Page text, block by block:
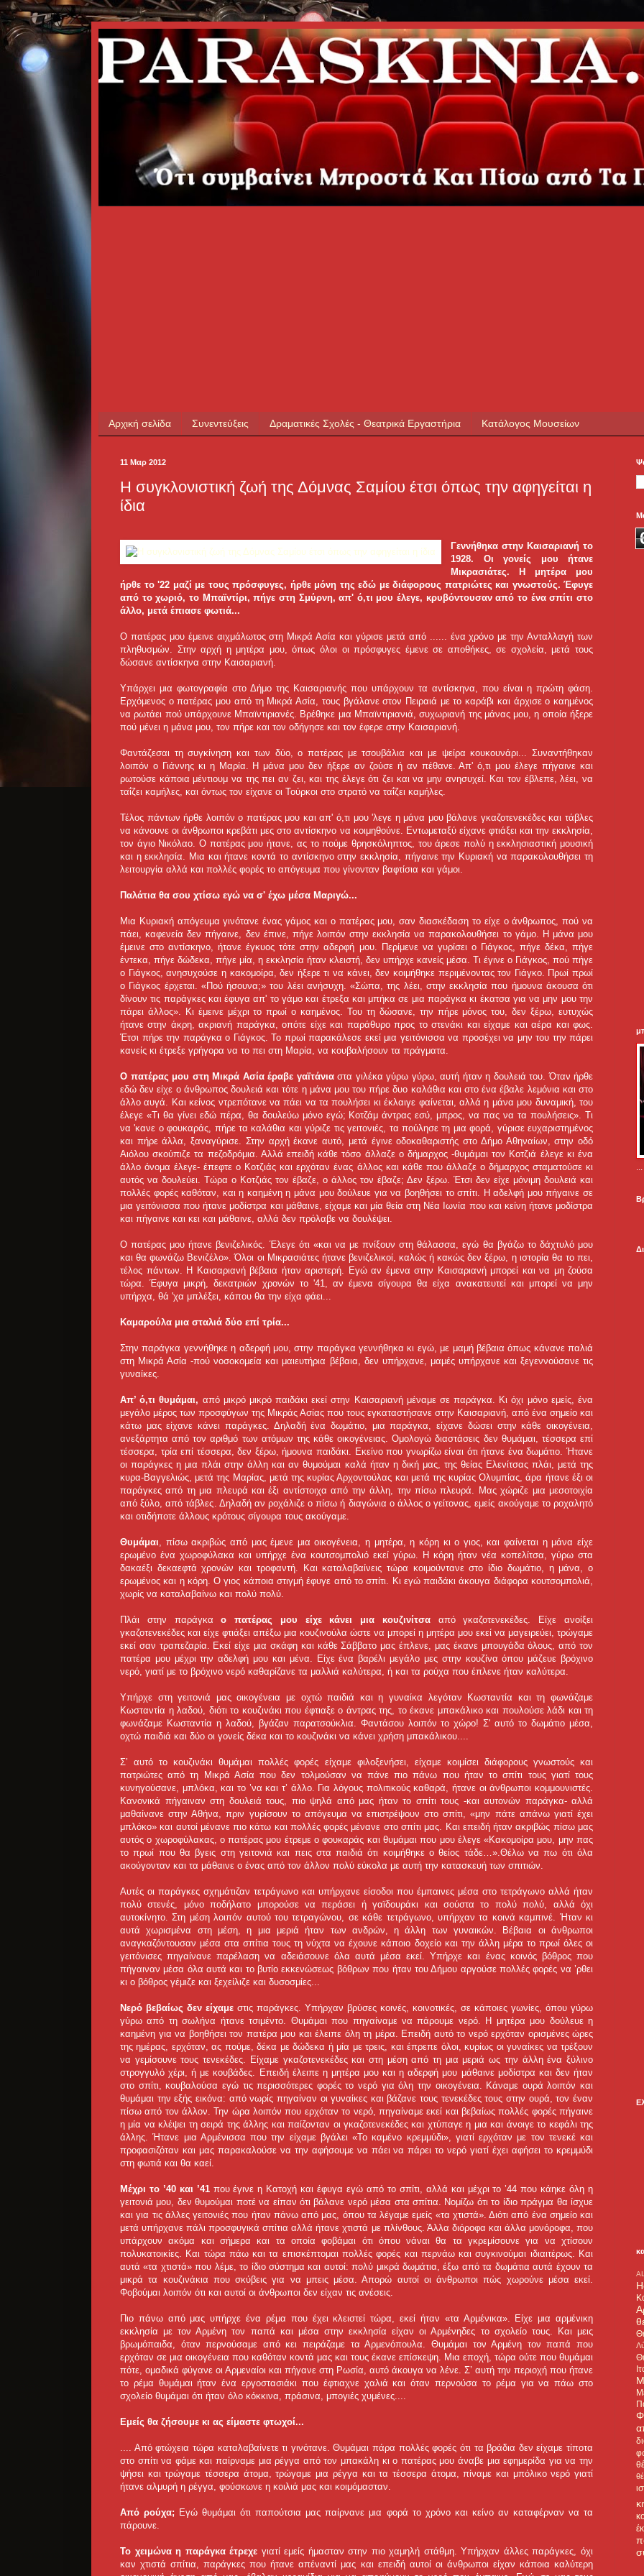
Αρχική σελίδα Συνεντεύξεις Δραματικές Σχολές - Θεατρικά Εργαστήρια Κατάλογος Μουσείων
11 Μαρ 2012
Η συγκλονιστική ζωή της Δόμνας Σαμίου έτσι όπως την αφηγείται η
ίδια
Γεννήθηκα στην Καισαριανή το
1928. Οι γονείς μου ήτανε
Μικρασιάτες. Η μητέρα μου
ήρθε το '22 μαζί με τους πρόσφυγες, ήρθε μόνη της εδώ με διάφορους πατριώτες και γνωστούς. Έφυγε
από το χωριό, το Μπαϊντίρι, πήγε στη Σμύρνη, απ' ό,τι μου έλεγε, κρυβόντουσαν από το ένα σπίτι στο
άλλο, μετά έπιασε φωτιά...
O πατέρας μου έμεινε αιχμάλωτος στη Μικρά Ασία και γύρισε μετά από ...... ένα χρόνο με την Ανταλλαγή των
πληθυσμών. Στην αρχή η μητέρα μου, όπως όλοι οι πρόσφυγες έμενε σε αποθήκες, σε σχολεία, μετά τους
δώσανε αντίσκηνα στην Καισαριανή.
Υπάρχει μια φωτογραφία στο Δήμο της Καισαριανής που υπάρχουν τα αντίσκηνα, που είναι η πρώτη φάση.
Ερχόμενος ο πατέρας μου από τη Μικρά Ασία, τους βγάλανε στον Πειραιά με το καράβι και άρχισε ο καημένος
να ρωτάει πού υπάρχουνε Μπαϊντιριανές. Βρέθηκε μια Μπαϊντιριανιά, συχωριανή της μάνας μου, η οποία ήξερε
πού μένει η μάνα μου, τον πήρε και τον οδήγησε και τον έφερε στην Καισαριανή.
Φαντάζεσαι τη συγκίνηση και των δύο, ο πατέρας με τσουβάλια και με ψείρα κουκουνάρι... Συναντήθηκαν
λοιπόν ο Γιάννης κι η Μαρία. Η μάνα μου δεν ήξερε αν ζούσε ή αν πέθανε. Απ' ό,τι μου έλεγε πήγαινε και
ρωτούσε κάποια μέντιουμ να της πει αν ζει, και της έλεγε ότι ζει και να μην ανησυχεί. Και τον έβλεπε, λέει, να
ταΐζει καμήλες, και όντως τον είχανε οι Τούρκοι στο στρατό να ταΐζει καμήλες.
Τέλος πάντων ήρθε λοιπόν ο πατέρας μου και απ' ό,τι μου 'λεγε η μάνα μου βάλανε γκαζοτενεκέδες και τάβλες
να κάνουνε οι άνθρωποι κρεβάτι μες στο αντίσκηνο να κοιμηθούνε. Εντωμεταξύ είχανε φτιάξει και την εκκλησία,
τον άγιο Νικόλαο. Ο πατέρας μου ήτανε, ας το πούμε θρησκόληπτος, του άρεσε πολύ η εκκλησιαστική μουσική
και η εκκλησία. Μια και ήτανε κοντά το αντίσκηνο στην εκκλησία, πήγαινε την Κυριακή να παρακολουθήσει τη
λειτουργία αλλά και πολλές φορές το απόγευμα που γίνονταν βαφτίσια και γάμοι.
Παλάτια θα σου χτίσω εγώ να σ' έχω μέσα Μαριγώ...
Μια Κυριακή απόγευμα γινότανε ένας γάμος και ο πατέρας μου, σαν διασκέδαση το είχε ο άνθρωπος, πού να
πάει, καφενεία δεν πήγαινε, δεν έπινε, πήγε λοιπόν στην εκκλησία να παρακολουθήσει το γάμο. Η μάνα μου
έμεινε στο αντίσκηνο, ήτανε έγκυος τότε στην αδερφή μου. Περίμενε να γυρίσει ο Γιάγκος, πήγε δέκα, πήγε
έντεκα, πήγε δώδεκα, πήγε μία, η εκκλησία ήταν κλειστή, δεν υπήρχε κανείς μέσα. Τι έγινε ο Γιάγκος, πού πήγε
ο Γιάγκος, ανησυχούσε η κακομοίρα, δεν ήξερε τι να κάνει, δεν κοιμήθηκε περιμένοντας τον Γιάγκο. Πρωί πρωί
ο Γιάγκος έρχεται. «Πού ήσουνα;» του λέει ανήσυχη. «Σώπα, της λέει, στην εκκλησία που ήμουνα άκουσα ότι
δίνουν τις παράγκες και έφυγα απ' το γάμο και έτρεξα και μπήκα σε μια παράγκα κι έκατσα για να μην μου την
πάρει άλλος». Κι έμεινε μέχρι το πρωί ο καημένος. Του τη δώσανε, την πήρε μόνος του, δεν ξέρω, ευτυχώς
ήτανε στην άκρη, ακριανή παράγκα, οπότε είχε και παράθυρο προς το στενάκι και είχαμε και αέρα και φως.
Έτσι πήρε την παράγκα ο Γιάγκος. Το πρωί παρακάλεσε εκεί μια γειτόνισσα να προσέχει να μην του την πάρει
κανείς κι έτρεξε γρήγορα να το πει στη Μαρία, να κουβαλήσουν τα πράγματα.
Ο πατέρας μου στη Μικρά Ασία έραβε γαϊτάνιαστα γιλέκα γύρω γύρω, αυτή ήταν η δουλειά του. Όταν ήρθε
εδώ δεν είχε ο άνθρωπος δουλειά και τότε η μάνα μου του πήρε δυο καλάθια και στο ένα έβαλε λεμόνια και στο
άλλο αυγά. Και κείνος ντρεπότανε να πάει να τα πουλήσει κι έκλαιγε φαίνεται, αλλά η μάνα μου δυναμική, του
έλεγε «Τι θα γίνει εδώ πέρα, θα δουλεύω μόνο εγώ; Κοτζάμ άντρας εσύ, μπρος, να πας να τα πουλήσεις». Τι
να 'κανε ο φουκαράς, πήρε τα καλάθια και γύριζε τις γειτονιές, τα πούλησε τη μια φορά, γύρισε ευχαριστημένος
και πήρε άλλα, ξαναγύρισε. Στην αρχή έκανε αυτό, μετά έγινε οδοκαθαριστής στο Δήμο Αθηναίων, στην οδό
Αιόλου σκούπιζε τα πεζοδρόμια. Αλλά επειδή κάθε τόσο άλλαζε ο δήμαρχος -θυμάμαι τον Κοτζιά έλεγε κι ένα
άλλο όνομα έλεγε- έπεφτε ο Κοτζιάς και ερχόταν ένας άλλος και κάθε που άλλαζε ο δήμαρχος σταματούσε κι
αυτός να δουλεύει. Τώρα ο Κοτζιάς τον έβαζε, ο άλλος τον έβαζε; Δεν ξέρω. Έτσι δεν είχε μόνιμη δουλειά και
πολλές φορές καθόταν, και η καημένη η μάνα μου δούλευε για να βοηθήσει το σπίτι. Η αδελφή μου πήγαινε σε
μια γειτόνισσα που ήτανε μοδίστρα και μάθαινε, είχαμε και μία θεία στη Νέα Ιωνία που και κείνη ήτανε μοδίστρα
και πήγαινε και κει και μάθαινε, αλλά δεν πρόλαβε να δουλέψει.
Ο πατέρας μου ήτανε βενιζελικός. Έλεγε ότι «και να με πνίξουν στη θάλασσα, εγώ θα βγάζω το δάχτυλό μου
και θα φωνάζω Βενιζέλο». Όλοι οι Μικρασιάτες ήτανε βενιζελικοί, καλώς ή κακώς δεν ξέρω, η ιστορία θα το πει,
τέλος πάντων. Η Καισαριανή βέβαια ήταν αριστερή. Εγώ αν έμενα στην Καισαριανή μπορεί και να μη ζούσα
τώρα. Έφυγα μικρή, δεκατριών χρονών το '41, αν έμενα σίγουρα θα είχα ανακατευτεί και μπορεί να μην
υπήρχα, θά 'χα μπλέξει, κάπου θα την είχα φάει...
Καμαρούλα μια σταλιά δύο επί τρία...
Στην παράγκα γεννήθηκε η αδερφή μου, στην παράγκα γεννήθηκα κι εγώ, με μαμή βέβαια όπως κάνανε παλιά
στη Μικρά Ασία -πού νοσοκομεία και μαιευτήρια βέβαια, δεν υπήρχανε, μαμές υπήρχανε και ξεγεννούσανε τις
γυναίκες.
Απ’ ό,τι θυμάμαι, από μικρό μικρό παιδάκι εκεί στην Καισαριανή μέναμε σε παράγκα. Κι όχι μόνο εμείς, ένα
μεγάλο μέρος των προσφύγων της Μικράς Ασίας που τους εγκαταστήσανε στην Καισαριανή, από ένα σημείο και
κάτω μας είχανε κάνει παράγκες. Δηλαδή ένα δωμάτιο, μια παράγκα, είχανε δώσει στην κάθε οικογένεια,
ανεξάρτητα από τον αριθμό των ατόμων της κάθε οικογένειας. Ομολογώ διαστάσεις δεν θυμάμαι, τέσσερα επί
τέσσερα, τρία επί τέσσερα, δεν ξέρω, ήμουνα παιδάκι. Εκείνο που γνωρίζω είναι ότι ήτανε ένα δωμάτιο. Ήτανε
οι παράγκες η μια πλάι στην άλλη και αν θυμούμαι καλά ήταν η δική μας, της θείας Ελενίτσας πλάι, μετά της
κυρα-Βαγγελιώς, μετά της Μαρίας, μετά της κυρίας Αρχοντούλας και μετά της κυρίας Ολυμπίας, άρα ήτανε έξι οι
παράγκες από τη μια πλευρά και έξι αντίστοιχα από την άλλη, την πίσω πλευρά. Μας χώριζε μια μεσοτοιχία
από ξύλο, από τάβλες. Δηλαδή αν ροχάλιζε ο πίσω ή διαγώνια ο άλλος ο γείτονας, εμείς ακούγαμε το ροχαλητό
και οτιδήποτε άλλους κρότους σίγουρα τους ακούγαμε.
Θυμάμαι, πίσω ακριβώς από μας έμενε μια οικογένεια, η μητέρα, η κόρη κι ο γιος, και φαίνεται η μάνα είχε
ερωμένο ένα χωροφύλακα και υπήρχε ένα κουτσομπολιό εκεί γύρω. Η κόρη ήταν νέα κοπελίτσα, γύρω στα
δακαέξι δεκαεφτά χρονών και τροφαντή. Και καταλαβαίνεις τώρα κοιμούντανε στο ίδιο δωμάτιο, η μάνα, ο
ερωμένος και η κόρη. Ο γιος κάποια στιγμή έφυγε από το σπίτι. Κι εγώ παιδάκι άκουγα διάφορα κουτσομπολιά,
χωρίς να καταλαβαίνω και πολύ πολύ.
Πλάι στην παράγκαο πατέρας μου είχε κάνει μια κουζινίτσααπό γκαζοτενεκέδες. Είχε ανοίξει
γκαζοτενεκέδες και είχε φτιάξει απέξω μια κουζινούλα ώστε να μπορεί η μητέρα μου εκεί να μαγειρεύει, τρώγαμε
εκεί σαν τραπεζαρία. Εκεί είχε μια σκάφη και κάθε Σάββατο μας έπλενε, μας έκανε μπουγάδα όλους, από τον
πατέρα μου μέχρι την αδελφή μου και μένα. Είχε ένα βαρέλι μεγάλο μες στην κουζίνα όπου μάζευε βρόχινο
νερό, γιατί με το βρόχινο νερό καθαρίζανε τα μαλλιά καλύτερα, ή και τα ρούχα που έπλενε ήταν καλύτερα.
Υπήρχε στη γειτονιά μας οικογένεια με οχτώ παιδιά και η γυναίκα λεγόταν Κωσταντία και τη φωνάζαμε
Κωσταντία η λαδού, διότι το κουζινάκι που έφτιαξε ο άντρας της, το έκανε μπακάλικο και πουλούσε λάδι και τη
φωνάζαμε Κωσταντία η λαδού, βγάζαν παρατσούκλια. Φαντάσου λοιπόν το χώρο! Σ' αυτό το δωμάτιο μέσα,
οχτώ παιδιά και δύο οι γονείς δέκα και το κουζινάκι να κάνει χρήση μπακάλικου....
Σ’ αυτό το κουζινάκι θυμάμαι πολλές φορές είχαμε φιλοξενήσει, είχαμε κοιμίσει διάφορους γνωστούς και
πατριώτες από τη Μικρά Ασία που δεν τολμούσαν να πάνε πιο πάνω που ήταν το σπίτι τους γιατί τους
κυνηγούσανε, μπλόκα, και το ’να και τ’ άλλο. Για λόγους πολιτικούς καθαρά, ήτανε οι άνθρωποι κομμουνιστές.
Κανονικά πήγαιναν στη δουλειά τους, πιο ψηλά από μας ήταν το σπίτι τους -και αυτονών παράγκα- αλλά
μαθαίνανε στην Αθήνα, πριν γυρίσουν το απόγευμα να επιστρέψουν στο σπίτι, «μην πάτε απάνω γιατί έχει
μπλόκο» και αυτοί μένανε πιο κάτω και πολλές φορές μένανε στο σπίτι μας. Και επειδή ήταν ακριβώς πίσω μας
αυτός ο χωροφύλακας, ο πατέρας μου έτρεμε ο φουκαράς και θυμάμαι που μου έλεγε «Κακομοίρα μου, μην πας
το πρωί που θα βγεις στη γειτονιά και πεις στα παιδιά ότι κοιμήθηκε ο θείος τάδε…».Θέλω να πω ότι όλα
ακούγονταν και τα μάθαινε ο ένας από τον άλλον πολύ εύκολα με αυτή την κατασκευή των σπιτιών.
Αυτές οι παράγκες σχημάτιζαν τετράγωνο και υπήρχανε είσοδοι που έμπαινες μέσα στο τετράγωνο αλλά ήταν
πολύ στενές, μόνο ποδήλατο μπορούσε να περάσει ή γαϊδουράκι και σούστα το πολύ πολύ, αλλά όχι
αυτοκίνητο. Στη μέση λοιπόν αυτού του τετραγώνου, σε κάθε τετράγωνο, υπήρχαν τα κοινά καμπινέ. Ήταν κι
αυτά χωρισμένα στη μέση, η μια μεριά ήταν των ανδρών, η άλλη των γυναικών. Βέβαια οι άνθρωποι
αναγκαζόντουσαν μέσα στα σπίτια τους τη νύχτα να έχουνε κάποιο δοχείο και την άλλη μέρα το πρωί όλες οι
γειτόνισες πηγαίνανε παρέλαση να αδειάσουνε όλα αυτά μέσα εκεί. Υπήρχε και ένας κοινός βόθρος που
πήγαιναν μέσα όλα αυτά και το βυτίο εκκενώσεως βόθρων που ήταν του Δήμου αργούσε πολλές φορές να ’ρθει
κι ο βόθρος γέμιζε και ξεχείλιζε και δυσοσμίες...
Νερό βεβαίως δεν είχαμε στις παράγκες. Υπήρχαν βρύσες κοινές, κοινοτικές, σε κάποιες γωνίες, όπου γύρω
γύρω από τη σωλήνα ήτανε τσιμέντο. Θυμάμαι που πηγαίναμε να πάρουμε νερό. Η μητέρα μου δούλευε η
καημένη για να βοηθήσει τον πατέρα μου και έλειπε όλη τη μέρα. Επειδή αυτό το νερό ερχόταν ορισμένες ώρες
της ημέρας, ερχόταν, ας πούμε, δέκα με δώδεκα ή μία με τρεις, και έπρεπε όλοι, κυρίως οι γυναίκες να τρέξουν
να γεμίσουνε τους τενεκέδες. Είχαμε γκαζοτενεκέδες και στη μέση από τη μια μεριά ως την άλλη ένα ξύλινο
στρογγυλό χέρι, ή με κουβάδες. Επειδή έλειπε η μητέρα μου και η αδερφή μου μάθαινε μοδίστρα και δεν ήταν
στο σπίτι, κουβαλούσα εγώ τις περισσότερες φορές το νερό για όλη την οικογένεια. Κάναμε ουρά λοιπόν και
θυμάμαι την εξής εικόνα: από νωρίς πηγαίναν οι γυναίκες και βάζανε τους τενεκέδες τους στην ουρά, τον έναν
πίσω από τον άλλον. Την ώρα λοιπόν που ερχόταν το νερό, πηγαίναμε εκεί και βεβαίως πολλές φορές πήγαινε
η μία να κλέψει τη σειρά της άλλης και παίζονταν οι γκαζοτενεκέδες και χτύπαγε η μια και άνοιγε το κεφάλι της
άλλης. Ήτανε μια Αρμένισσα που την είχαμε βγάλει «Το καμένο κρεμμύδι», γιατί ερχόταν με τον τενεκέ και
προφασιζόταν και μας παρακαλούσε να την αφήσουμε να πάει να πάρει το νερό γιατί έχει αφήσει το κρεμμύδι
στη φωτιά και θα καεί.
Μέχρι το ’40 και ’41που έγινε η Κατοχή και έφυγα εγώ από το σπίτι, αλλά και μέχρι το ’44 που κάηκε όλη η
γειτονιά μου, δεν θυμούμαι ποτέ να είπαν ότι βάλανε νερό μέσα στα σπίτια. Νομίζω ότι το ίδιο πράγμα θα ίσχυε
και για τις άλλες γειτονιές που ήταν πάνω από μας, όπου τα λέγαμε εμείς «τα χτιστά». Διότι από ένα σημείο και
μετά υπήρχανε πάλι προσφυγικά σπίτια αλλά ήτανε χτιστά με πλίνθους. Άλλα διόροφα και άλλα μονόροφα, που
υπάρχουν ακόμα και σήμερα και τα οποία φοβάμαι ότι όπου νάναι θα τα γκρεμίσουνε για να χτίσουν
πολυκατοικίες. Και τώρα πάω και τα επισκέπτομαι πολλές φορές και περνάω και συγκινούμαι ιδιαιτέρως. Και
αυτά «τα χτιστά» που λέμε, το ίδιο σύστημα και αυτοί: πολύ μικρά δωμάτια, έξω από τα δωμάτια αυτά έχουν τα
μικρά τα κουζινάκια που σκύβεις για να μπεις μέσα. Απορώ αυτοί οι άνθρωποι πώς χωρούνε μέσα εκεί.
Φοβούμαι λοιπόν ότι και αυτοί οι άνθρωποι δεν είχαν τις ανέσεις.
Πιο πάνω από μας υπήρχε ένα ρέμα που έχει κλειστεί τώρα, εκεί ήταν «τα Αρμένικα». Είχε μια αρμένικη
εκκλησία με τον Αρμένη τον παπά και μέσα στην εκκλησία είχαν οι Αρμένηδες το σχολείο τους. Και μεις
βρωμόπαιδα, όταν περνούσαμε από κει πειράζαμε τα Αρμενόπουλα. Θυμάμαι τον Αρμένη τον παπά που
ερχόταν σε μια οικογένεια που καθόταν κοντά μας και τους έκανε επίσκεψη. Μια εποχή, τώρα ούτε που θυμάμαι
πότε, ομαδικά φύγανε οι Αρμεναίοι και πήγανε στη Ρωσία, αυτό άκουγα να λένε. Σ’ αυτή την περιοχή που ήτανε
το ρέμα θυμάμαι ήταν ένα εργοστασιάκι που έφτιαχνε χαλιά και όταν περνούσα το ρέμα για να πάω στο
σχολείο θυμάμαι ότι ήταν όλο κόκκινα, πράσινα, μπογιές χυμένες....
Εμείς θα ζήσουμε κι ας είμαστε φτωχοί...
.... Από φτώχεια τώρα καταλαβαίνετε τι γινότανε. Θυμάμαι πάρα πολλές φορές ότι τα βράδια δεν είχαμε τίποτα
στο σπίτι να φάμε και παίρναμε μια ρέγγα από τον μπακάλη κι ο πατέρας μου άναβε μια εφημερίδα για να την
ψήσει και τρώγαμε τέσσερα άτομα, τρώγαμε μια ρέγγα και τα τέσσερα άτομα, πίναμε και μπόλικο νερό γιατί
ήτανε αλμυρή η ρέγγα, φούσκωνε η κοιλιά μας και κοιμόμασταν.
Από ρούχα; Εγώ θυμάμαι ότι παπούτσια μας παίρνανε μια φορά το χρόνο και κείνο αν καταφέρναν να τα
πάρουνε.
Το χειμώνα η παράγκα έτρεχε γιατί εμείς ήμασταν στην πιο χαμηλή στάθμη. Υπήρχαν άλλες παράγκες, όχι
καν χτιστά σπίτια, παράγκες που ήτανε απέναντί μας και επειδή αυτοί οι άνθρωποι είχαν κάποια καλύτερη